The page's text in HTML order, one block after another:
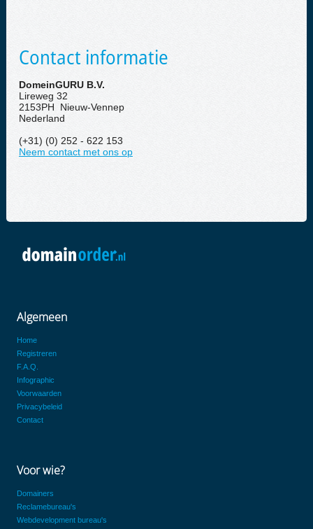
Contact informatie
DomeinGURU B.V.
Lireweg 32
2153PH Nieuw-Vennep
Nederland
(+31) (0) 252 - 622 153
Neem contact met ons op
Algemeen
Home
Registreren
F.A.Q.
Infographic
Voorwaarden
Privacybeleid
Contact
Voor wie?
Domainers
Reclamebureau's
Webdevelopment bureau's